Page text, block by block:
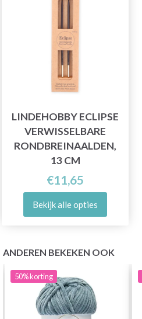
LINDEHOBBY ECLIPSE
VERWISSELBARE
RONDBREINAALDEN,
13 CM
€11,65
Bekijk alle opties
ANDEREN BEKEKEN OOK
50%korting